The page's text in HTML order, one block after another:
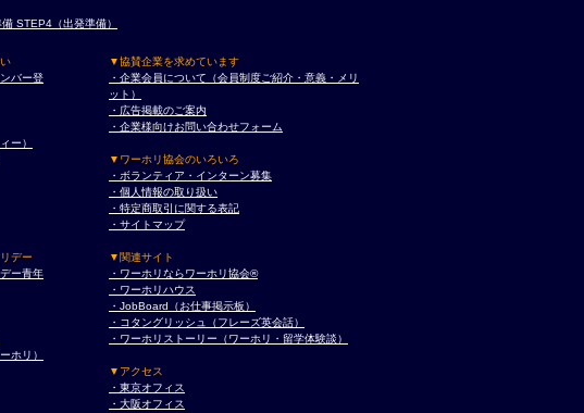
備 STEP4（出発準備）
バー登
ー）
デー
ー青年
ホリ）
▼協賛企業を求めています
・企業会員について（会員制度ご紹介・意義・メリ
ット）
・広告掲載のご案内
・企業様向けお問い合わせフォーム
▼ワーホリ協会のいろいろ
・ボランティア・インターン募集
・個人情報の取り扱い
・特定商取引に関する表記
・サイトマップ
▼関連サイト
・ワーホリならワーホリ協会®︎
・ワーホリハウス
・JobBoard（お仕事掲示板）
・コタングリッシュ（フレーズ英会話）
・ワーホリストーリー（ワーホリ・留学体験談）
▼アクセス
・東京オフィス
・大阪オフィス